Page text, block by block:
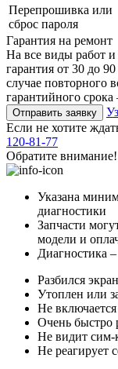
Перепрошивка или
сброс пароля
Гарантия на ремонт
На все виды работ и
гарантия от 30 до
случае повторного
гарантийного
Отправить заявку
Если не хотите
120-81-77
Обратите внимание!
Указана
диагностики
Запчасти
модели и
Диагностика
Разбился
Утоплен или
Не включается
Очень быстро
Не видит сим-
Не реагирует